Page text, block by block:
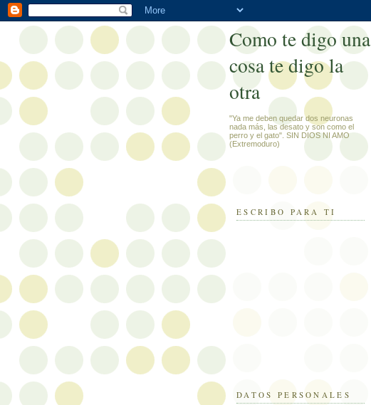
Como te digo una
cosa te digo la
otra
"Ya me deben quedar dos neuronas
nada más, las desato y son como el
perro y el gato". SIN DIOS NI AMO
(Extremoduro)
ESCRIBO PARA TI
DATOS PERSONALES